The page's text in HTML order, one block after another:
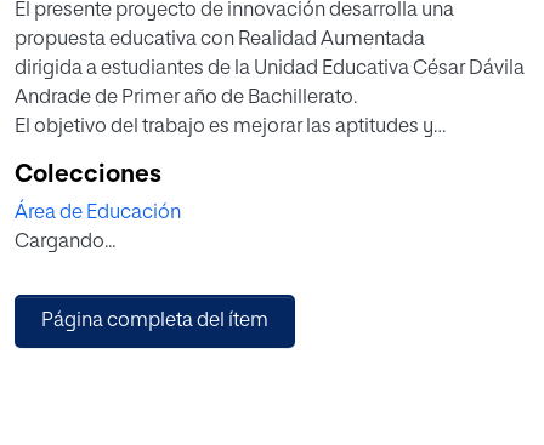
El presente proyecto de innovación desarrolla una
propuesta educativa con Realidad Aumentada
dirigida a estudiantes de la Unidad Educativa César Dávila
Andrade de Primer año de Bachillerato.
El objetivo del trabajo es mejorar las aptitudes y
ello, se ha realizado una revisión de la bibliografía
existente para conocer los beneficios de la RA en
contextos educativos. Los resultados muestran que la
incluyen y transversalizan las TIC favorece el aprendizaje
de los estudiantes, aumentando su rendimiento
Colecciones
Área de Educación
Cargando...
Página completa del ítem